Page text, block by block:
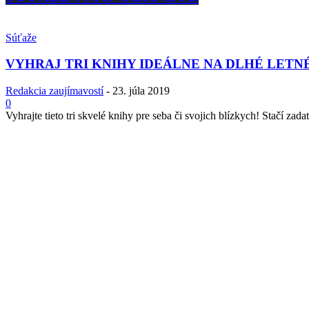
Súťaže
VYHRAJ TRI KNIHY IDEÁLNE NA DLHÉ
Redakcia zaujímavostí - 23. júla 2019
0
Vyhrajte tieto tri skvelé knihy pre seba či svojich blízkych! Stačí